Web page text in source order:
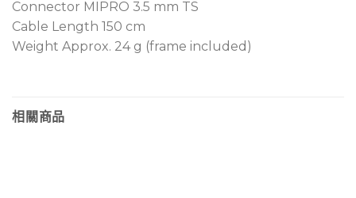
頭，收音自然穩定，適合戶外活動與嚴苛環境使用。
IP57 防塵防水設計，建議搭配具防水設計的 MIPRO 佩
圍。
Connector MIPRO 3.5 mm TS
Cable Length 150 cm
Weight Approx. 24 g (frame included)
相關商品